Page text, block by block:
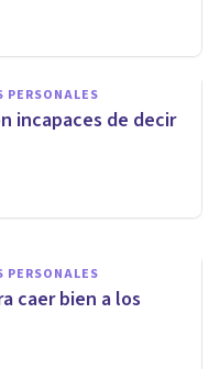
PERSONALES
incapaces de decir
PERSONALES
caer bien a los